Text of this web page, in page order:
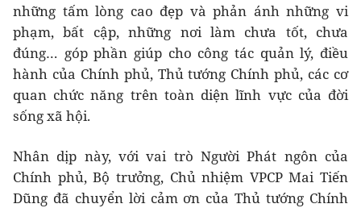
những tấm lòng cao đẹp và phản ánh những vi
phạm, bất cập, những nơi làm chưa tốt, chưa
đúng… góp phần giúp cho công tác quản lý, điều
hành của Chính phủ, Thủ tướng Chính phủ, các cơ
quan chức năng trên toàn diện lĩnh vực của đời
sống xã hội.
Nhân dịp này, với vai trò Người Phát ngôn của
Chính phủ, Bộ trưởng, Chủ nhiệm VPCP Mai Tiến
Dũng đã chuyển lời cảm ơn của Thủ tướng Chính